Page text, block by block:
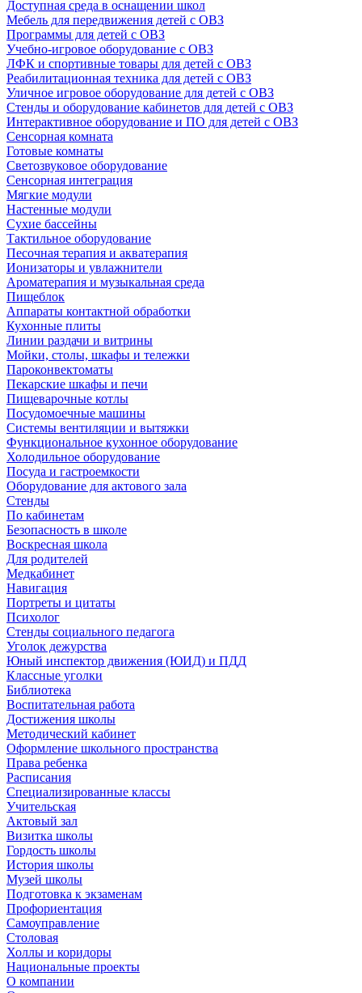
Доступная среда в оснащении школ
Мебель для передвижения детей с ОВЗ
Программы для детей с ОВЗ
Учебно-игровое оборудование с ОВЗ
ЛФК и спортивные товары для детей с ОВЗ
Реабилитационная техника для детей с ОВЗ
Уличное игровое оборудование для детей с ОВЗ
Стенды и оборудование кабинетов для детей с ОВЗ
Интерактивное оборудование и ПО для детей с ОВЗ
Сенсорная комната
Готовые комнаты
Светозвуковое оборудование
Сенсорная интеграция
Мягкие модули
Настенные модули
Сухие бассейны
Тактильное оборудование
Песочная терапия и акватерапия
Ионизаторы и увлажнители
Ароматерапия и музыкальная среда
Пищеблок
Аппараты контактной обработки
Кухонные плиты
Линии раздачи и витрины
Мойки, столы, шкафы и тележки
Пароконвектоматы
Пекарские шкафы и печи
Пищеварочные котлы
Посудомоечные машины
Системы вентиляции и вытяжки
Функциональное кухонное оборудование
Холодильное оборудование
Посуда и гастроемкости
Оборудование для актового зала
Стенды
По кабинетам
Безопасность в школе
Воскресная школа
Для родителей
Медкабинет
Навигация
Портреты и цитаты
Психолог
Стенды социального педагога
Уголок дежурства
Юный инспектор движения (ЮИД) и ПДД
Классные уголки
Библиотека
Воспитательная работа
Достижения школы
Методический кабинет
Оформление школьного пространства
Права ребенка
Расписания
Специализированные классы
Учительская
Актовый зал
Визитка школы
Гордость школы
История школы
Музей школы
Подготовка к экзаменам
Профориентация
Самоуправление
Столовая
Холлы и коридоры
Национальные проекты
О компании